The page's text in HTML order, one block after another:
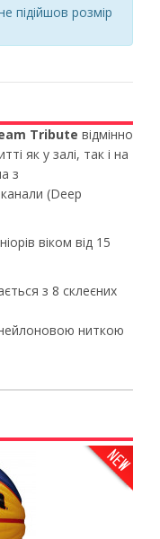
підійшов розмір
Tribute відмінно
як у залі, так і на
​​з
(Deep
віком від 15
з 8 склеєних
ниткою